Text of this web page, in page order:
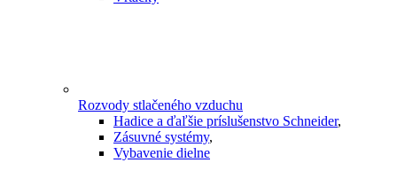
Rozvody stlačeného vzduchu
Hadice a ďaľšie príslušenstvo Schneider,
Zásuvné systémy,
Vybavenie dielne